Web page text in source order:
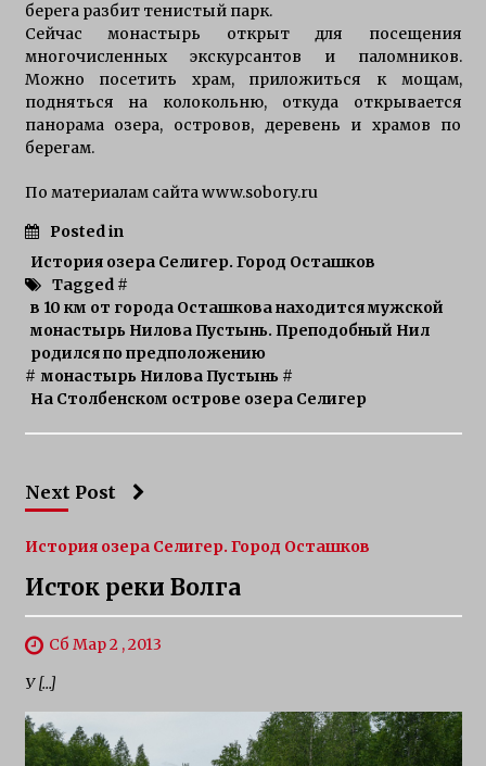
берега разбит тенистый парк.
Сейчас монастырь открыт для посещения
многочисленных экскурсантов и паломников.
Можно посетить храм, приложиться к мощам,
подняться на колокольню, откуда открывается
панорама озера, островов, деревень и храмов по
берегам.
По материалам сайта www.sobory.ru
Posted in
История озера Селигер. Город Осташков
Tagged #
в 10 км от города Осташкова находится мужской
монастырь Нилова Пустынь. Преподобный Нил
родился по предположению
# монастырь Нилова Пустынь#
На Столбенском острове озера Селигер
Next Post
История озера Селигер. Город Осташков
Исток реки Волга
Сб Мар 2 , 2013
У […]